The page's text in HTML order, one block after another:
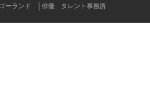
ーランド │俳優 タレント事務所